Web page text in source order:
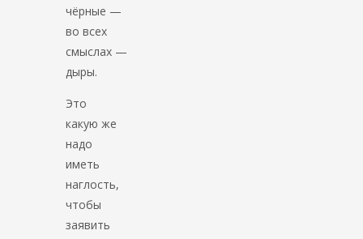
чёрные —
во всех
смыслах —
дыры.
Это
какую же
надо
иметь
наглость,
чтобы
заявить